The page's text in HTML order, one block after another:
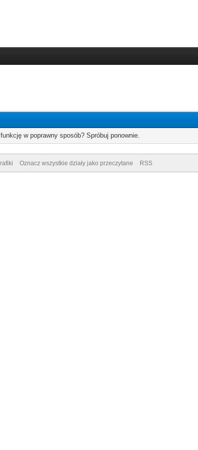
w poprawny sposób? Spróbuj ponownie.
Oznacz wszystkie działy jako przeczytane RSS